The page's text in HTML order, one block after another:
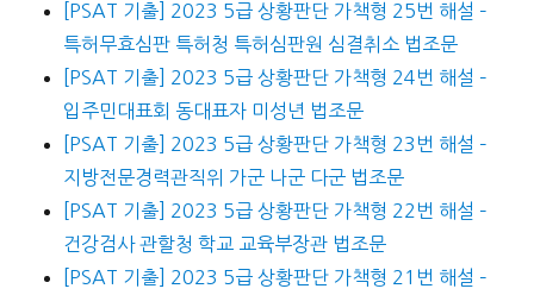
[PSAT 기출] 2023 5급 상황판단 가책형 25번 해설 –
특허무효심판 특허청 특허심판원 심결취소 법조문
[PSAT 기출] 2023 5급 상황판단 가책형 24번 해설 –
입주민대표회 동대표자 미성년 법조문
[PSAT 기출] 2023 5급 상황판단 가책형 23번 해설 –
지방전문경력관직위 가군 나군 다군 법조문
[PSAT 기출] 2023 5급 상황판단 가책형 22번 해설 –
건강검사 관할청 학교 교육부장관 법조문
[PSAT 기출] 2023 5급 상황판단 가책형 21번 해설 –